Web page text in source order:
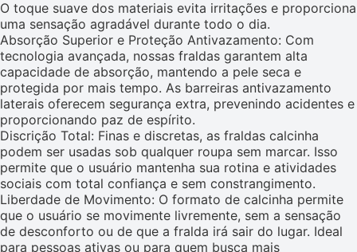
O toque suave dos materiais evita irritações e proporciona
uma sensação agradável durante todo o dia.
Absorção Superior e Proteção Antivazamento: Com
tecnologia avançada, nossas fraldas garantem alta
capacidade de absorção, mantendo a pele seca e
protegida por mais tempo. As barreiras antivazamento
laterais oferecem segurança extra, prevenindo acidentes e
proporcionando paz de espírito.
Discrição Total: Finas e discretas, as fraldas calcinha
podem ser usadas sob qualquer roupa sem marcar. Isso
permite que o usuário mantenha sua rotina e atividades
sociais com total confiança e sem constrangimento.
Liberdade de Movimento: O formato de calcinha permite
que o usuário se movimente livremente, sem a sensação
de desconforto ou de que a fralda irá sair do lugar. Ideal
para pessoas ativas ou para quem busca mais